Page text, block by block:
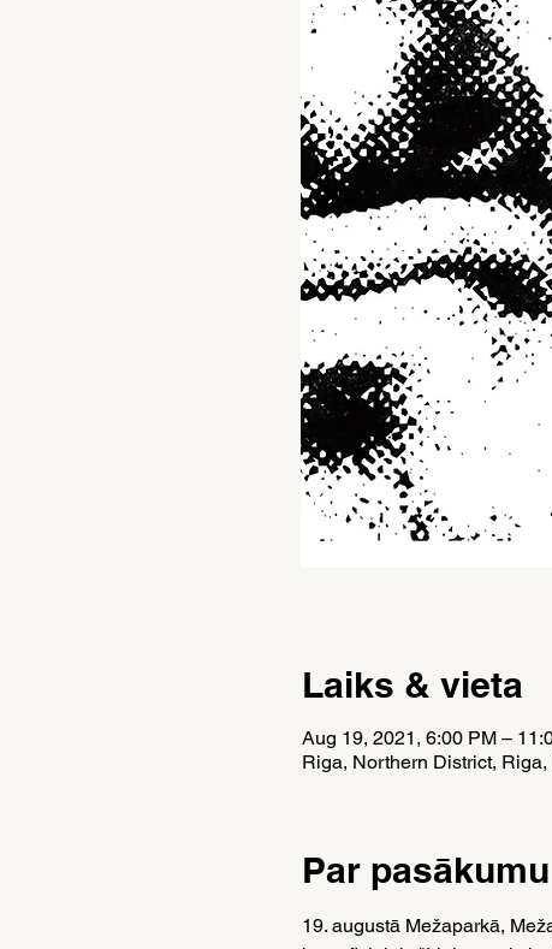
Laiks & vieta
Aug 19, 2021, 6:00 PM –
Riga, Northern District, Riga,
Par pasākumu
19. augustā Mežaparkā,